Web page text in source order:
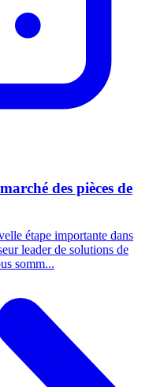
des pièces de
étape importante dans
leader de solutions de
somm...